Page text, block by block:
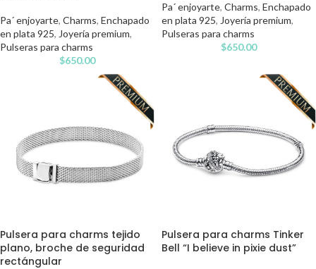
Pa´ enjoyarte, Charms, Enchapado
en plata 925, Joyería premium,
Pulseras para charms
$650.00
Pa´ enjoyarte, Charms, Enchapado
en plata 925, Joyería premium,
Pulseras para charms
$650.00
Pulsera para charms tejido
plano, broche de seguridad
rectángular
Pulsera para charms Tinker
Bell “I believe in pixie dust”